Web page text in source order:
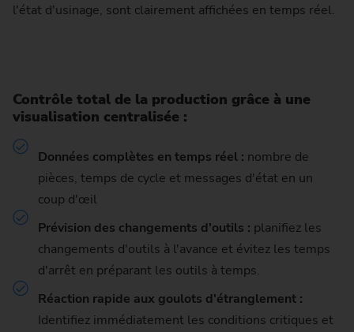
l'état d'usinage, sont clairement affichées en temps réel.
Contrôle total de la production grâce à une
visualisation centralisée :
Données complètes en temps réel : nombre de
pièces, temps de cycle et messages d'état en un
coup d'œil
Prévision des changements d'outils : planifiez les
changements d'outils à l'avance et évitez les temps
d'arrêt en préparant les outils à temps.
Réaction rapide aux goulots d'étranglement :
Identifiez immédiatement les conditions critiques et